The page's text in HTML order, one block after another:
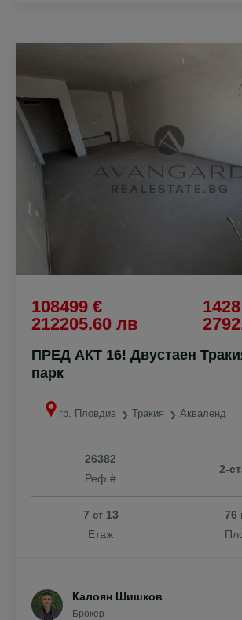
108499 €
212205.60 лв
ПРЕД АКТ 16! Двустаен
парк
гр. Пловдив Тракия Акваленд
26382
Реф #
2-
7 от13
Етаж
76
Калоян Шишков
Брокер